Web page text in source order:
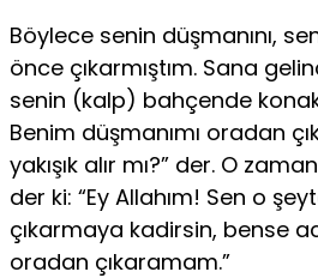
Böylece senin düşmanını,
önce çıkarmıştım. Sana
senin (kalp) bahçende
Benim düşmanımı oradan
yakışık alır mı?” der. O
der ki: “Ey Allahım! Sen o
çıkarmaya kadirsin, bense
oradan çıkaramam.”